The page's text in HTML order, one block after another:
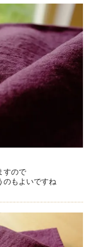
ので
もよいですね